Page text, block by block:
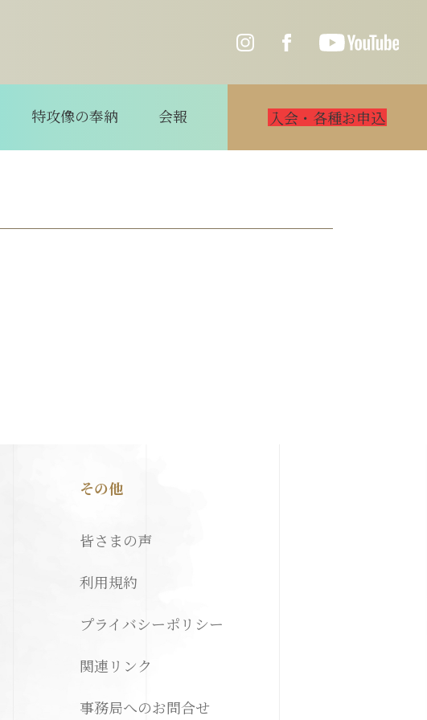
特攻像の奉納 会報 入会・各種お申込
その他
皆さまの声
利用規約
プライバシーポリシー
関連リンク
事務局へのお問合せ